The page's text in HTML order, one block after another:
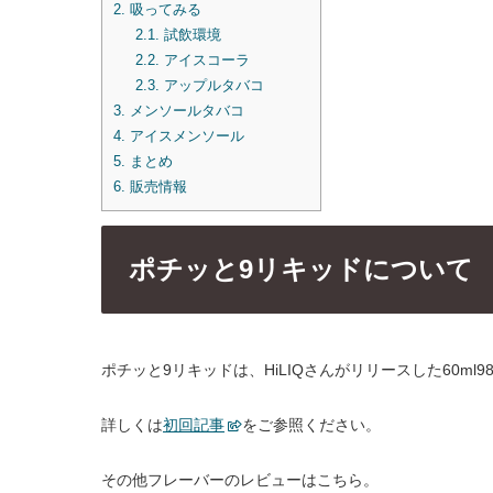
2. 吸ってみる
2.1. 試飲環境
2.2. アイスコーラ
2.3. アップルタバコ
3. メンソールタバコ
4. アイスメンソール
5. まとめ
6. 販売情報
ポチッと9リキッドについて
ポチッと9リキッドは、HiLIQさんがリリースした
詳しくは初回記事 をご参照ください。
その他フレーバーのレビューはこちら。